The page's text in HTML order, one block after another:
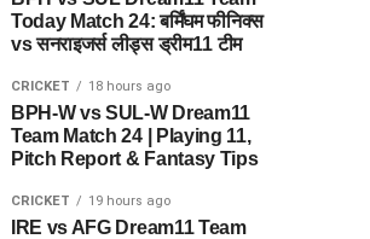
Today Match 24: बर्मिंघम फीनिक्स
vs सनराइजर्स लीड्स ड्रीम11 टीम
CRICKET 18 hours ago
BPH-W vs SUL-W Dream11
Team Match 24 | Playing 11,
Pitch Report & Fantasy Tips
CRICKET 19 hours ago
IRE vs AFG Dream11 Team